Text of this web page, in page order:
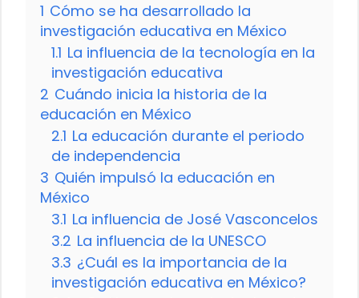
1 Cómo se ha desarrollado la
investigación educativa en México
1.1 La influencia de la tecnología en la
investigación educativa
2 Cuándo inicia la historia de la
educación en México
2.1 La educación durante el periodo
de independencia
3 Quién impulsó la educación en
México
3.1 La influencia de José Vasconcelos
3.2 La influencia de la UNESCO
3.3 ¿Cuál es la importancia de la
investigación educativa en México?